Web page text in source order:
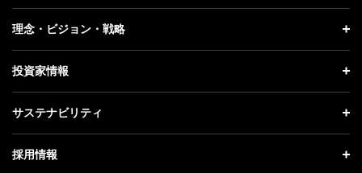
プレスリリース
更新情報
記者説明会
企業情報 トップ
社長メッセージ
事業紹介
ガバナンス
理念・ビジョン・戦略
理念・ビジョン・戦略 トップ
成長戦略「Activate AI for Society」
人材戦略
投資家情報
投資家情報 トップ
経営方針
サステナビリティ
サステナビリティ トップ
採用情報